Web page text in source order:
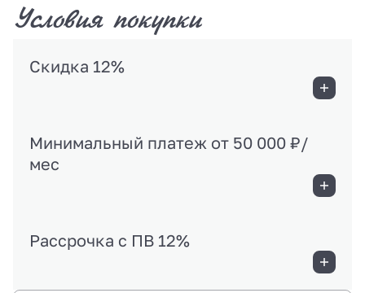
Условия покупки
Скидка 12%
Минимальный платеж от 50 000 ₽/
мес
Рассрочка с ПВ 12%